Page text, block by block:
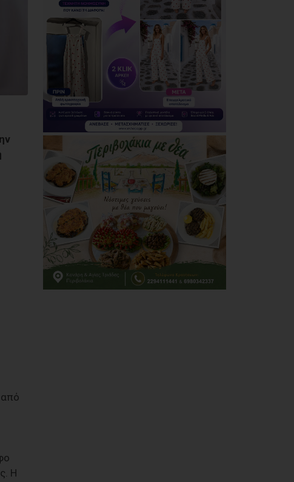
Η
Τίγκα στα ξερά χόρτα
ο Διόνυσος, «άφαντη»
η Δημοτική Αρχή
06/08/2026
Η Novibet «ψηφίζει»
πρωθυπουργό: Το
ακλόνητο φαβορί, η
επιστροφή και το
αουτσάιντερ των
41,00
06/08/2026
Προσφυγή της
αντιπολίτευσης του
Δήμου Παλλήνης στην
Αποκεντρωμένη
Διοίκηση για τον
Αβαρκιώτη
06/08/2026
Δήμος Μαραθώνα: Το
νέο πρόγραμμα «ΔΕΝ
ΤΟ ΕΙΔΑΜΕ 2026»
06/08/2026